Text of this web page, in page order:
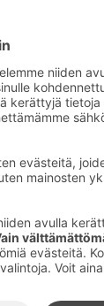
S-kaupat.fi
Tällä
voi
on
verkon
lähempänä
Päällysaho